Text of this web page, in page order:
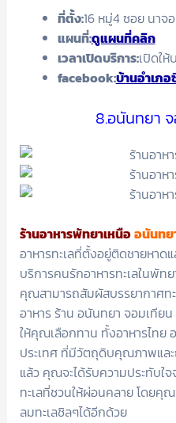
ที่ตั้ง:16 หมู่4 ซอย นาจ
แผนที่:ดูแผนที่คลิก
เวลาเปิดบริการ:เปิดใ
facebook:บ้านอำเภ
8.อนันทยา
ร้านอาหารพัทยาเหนืออนันทย
อาหารทะเลที่ตั้งอยู่ติดชายหาด
บริการคนรักอาหารทะเลในพัท
คุณสามารถสัมผัสบรรยากาศท
อาหาร ร้าน อนันทยา จอมเทีย
ให้คุณเลือกทาน ทั้งอาหารไทย อ
ประเทศ ที่มีวัตถุดิบคุณภาพแล
แล้ว คุณจะได้รับความประทับใ
ทะเลที่ชวนให้ผ่อนคลาย โดยคุ
ลมทะเลชิลๆได้อีกด้วย